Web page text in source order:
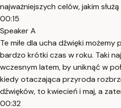
najważniejszych celów, jakim
00:15
Speaker A
Te miłe dla ucha dźwięki
bardzo krótki czas w roku. Taki
wczesnym latem, by uniknąć w
kiedy otaczająca przyroda
dźwięków, to kwiecień i maj, a
00:32